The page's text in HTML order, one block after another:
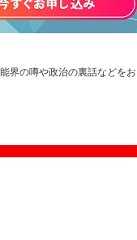
界の噂や政治の裏話などをお